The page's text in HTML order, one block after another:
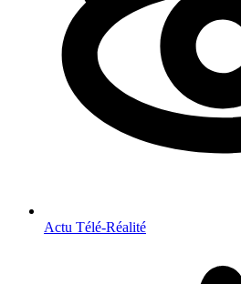
Actu Télé-Réalité